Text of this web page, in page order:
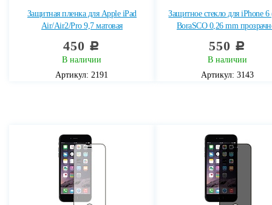
Защитная пленка для Apple iPad
Air/Air2/Pro 9,7 матовая
450 c
В наличии
Артикул: 2191
Защитное стекло для iPhone 6
BoraSCO 0,26 mm
550 c
В наличии
Артикул: 3143